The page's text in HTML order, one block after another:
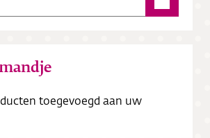
toegevoegd aan uw